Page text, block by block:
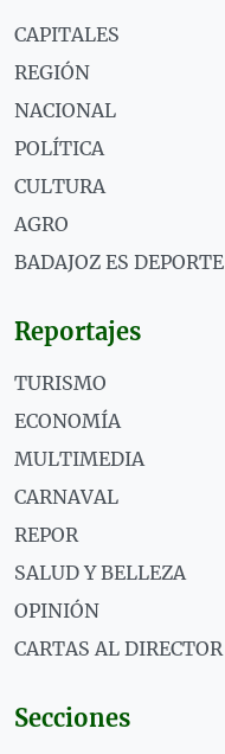
CAPITALES
REGIÓN
NACIONAL
POLÍTICA
CULTURA
AGRO
BADAJOZ ES DEPORTE
Reportajes
TURISMO
ECONOMÍA
MULTIMEDIA
CARNAVAL
REPOR
SALUD Y BELLEZA
OPINIÓN
CARTAS AL DIRECTOR
Secciones